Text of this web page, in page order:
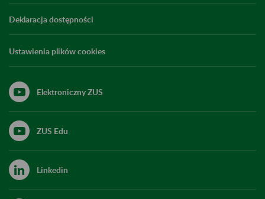
Deklaracja dostępności
Ustawienia plików cookies
Elektroniczny ZUS
ZUS Edu
Linkedin